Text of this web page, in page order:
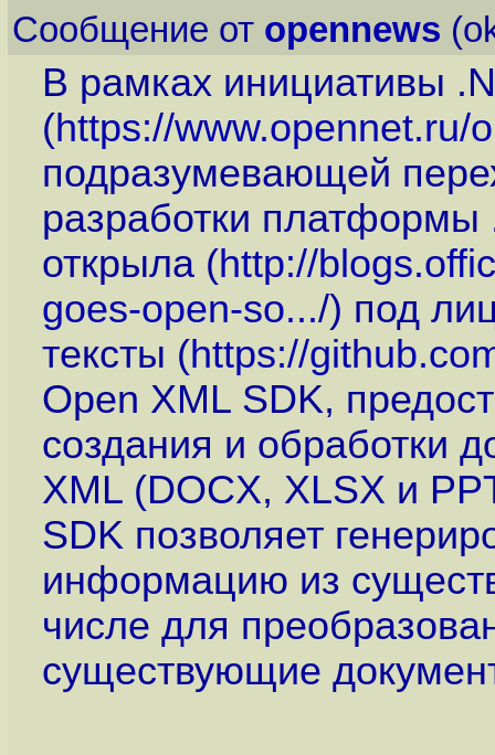
Сообщение от opennews
В рамках инициативы
(https://www.opennet.ru/
подразумевающей
разработки платформы
открыла (http://
goes-open-so.../) под
тексты (https://
Open XML SDK,
создания и обработки
XML (DOCX, XLSX и
SDK позволяет
информацию из
числе для
существующие